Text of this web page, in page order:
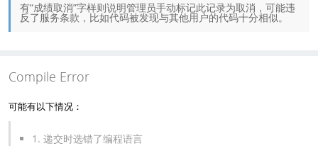
有“成绩取消”字样则说明管理员手动标记此记录为取消，可能违
反了服务条款，比如代码被发现与其他用户的代码十分相似。
Compile Error
可能有以下情况：
1. 递交时选错了编程语言